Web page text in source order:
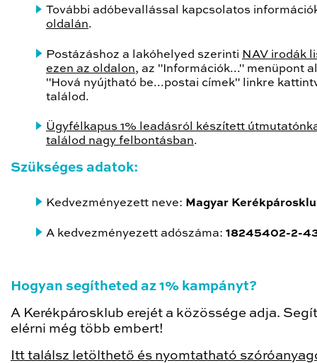
További adóbevallással kapcsolatos
oldalán.
Postázáshoz a lakóhelyed szerinti NAV irodák
ezen az oldalon, az "Információk..." menüpont
"Hová nyújtható be...postai címek" linkre
találod.
Ügyfélkapus 1% leadásról készített
találod nagy felbontásban.
Szükséges adatok:
Kedvezményezett neve: Magyar
A kedvezményezett adószáma: 18245402-2-
Hogyan segítheted az 1% kampányt?
A Kerékpárosklub erejét a közössége adja.
elérni még több embert!
Itt találsz letölthető és nyomtatható